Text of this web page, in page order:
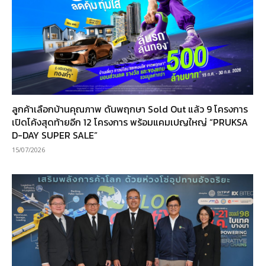
ลูกค้าเลือกบ้านคุณภาพ ดันพฤกษา Sold Out แล้ว 9 โครงการ
เปิดโค้งสุดท้ายอีก 12 โครงการ พร้อมแคมเปญใหญ่ “PRUKSA
D-DAY SUPER SALE”
15/07/2026